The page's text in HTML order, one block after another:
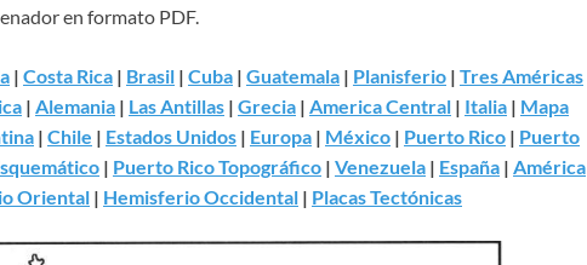
en formato PDF.
| Costa Rica | Brasil | Cuba | Guatemala | Planisferio | Tres Américas
| Alemania | Las Antillas | Grecia | America Central | Italia | Mapa
| Chile | Estados Unidos | Europa | México | Puerto Rico | Puerto
| Puerto Rico Topográfico | Venezuela | España | América
Oriental | Hemisferio Occidental | Placas Tectónicas